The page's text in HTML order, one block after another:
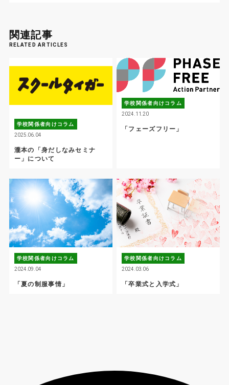
関連記事
RELATED ARTICLES
学校関係者向けコラム
2025.06.04
瀧本の「身だしなみセミナ
ー」について
学校関係者向けコラム
2024.11.20
「フェーズフリー」
学校関係者向けコラム
2024.09.04
「夏の制服事情」
学校関係者向けコラム
2024.03.06
「卒業式と入学式」